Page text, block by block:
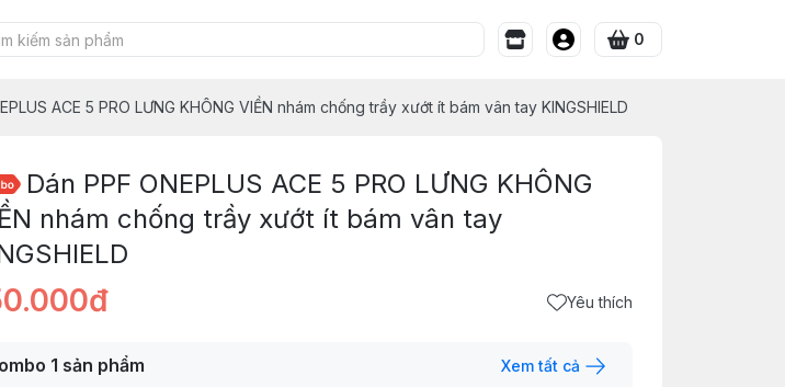
0
ACE 5 PRO LƯNG KHÔNG VIỀN nhám chống trầy xướt ít bám vân tay KINGSHIELD
Dán PPF ONEPLUS ACE 5 PRO LƯNG KHÔNG
nhám chống trầy xướt ít bám vân tay
Yêu thích
1 sản phẩm Xem tất cả